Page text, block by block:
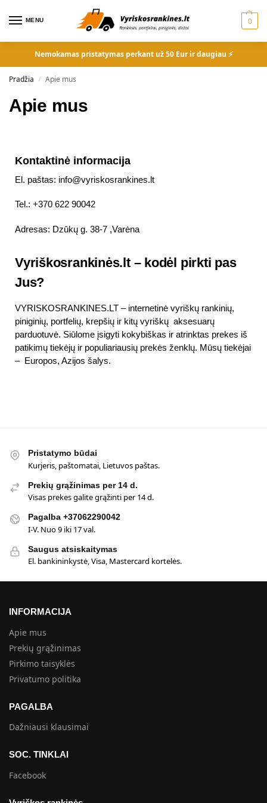
MENU 0
Nemokamas pristatymas perkant už 50 Eur ir daugiau ⚡
Pradžia / Apie mus
Apie mus
Kontaktinė informacija
El. paštas: info@vyriskosrankines.lt
Tel.: +370 622 90042
Adresas: Dzūkų g. 38-7 ,Varėna
Vyriškosrankinės.lt – kodėl pirkti pas
Jus?
VYRISKOSRANKINES.LT – internetinė vyriškų rankinių,
piniginių, portfelių, krepšių ir kitų vyriškų aksesuarų
parduotuvė. Siūlome įsigyti kokybiškas ir atrinktas prekes iš
patikimų tiekėjų ir populiariausių prekės ženklų. Mūsų tiekėjai
– Europos, Azijos šalys.
Pristatymo būdai
Kurjeris, paštomatai, Lietuvos paštas.
Prekių grąžinimas per 14 d.
Visas prekes galite grąžinti per 14 d.
Pagalba +37062290042
I-V. Nuo 9 iki 17 val.
Saugus atsiskaitymas
El. bankininkystė, Visa, Mastercard kortelės.
INFORMACIJA
Apie mus
Prekių grąžinimas
Pirkimo taisyklės
Privatumo politika
PAGALBA
Dažniausi klausimai
SOC. TINKLAI
Facebook